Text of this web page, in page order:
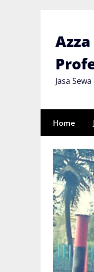
Jasa
Home